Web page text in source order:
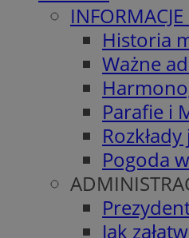
Historia
Ważne
Parafie i
Pogoda
Jak